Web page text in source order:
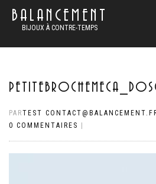
BALANCEMENT
BIJOUX À CONTRE-TEMPS
PARTEST
0 COMMENTAIRES